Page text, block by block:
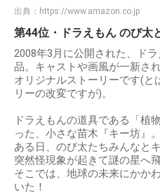
出典： https://www.amazon.co.jp
第44位・ドラえもん のび太
2008年3月に公開された、ド
品。キャストや画風が一新さ
オリジナルストーリーです(と
リーの改変ですが)。
ドラえもんの道具である「植
った、小さな苗木『キー坊』。
ある日、のび太たちみんなと
突然怪現象が起きて謎の星へ
そこでは、地球の未来にかか
いた！